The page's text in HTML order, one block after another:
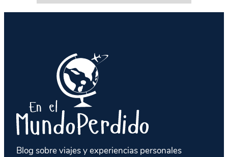
Blog sobre viajes y experiencias personales